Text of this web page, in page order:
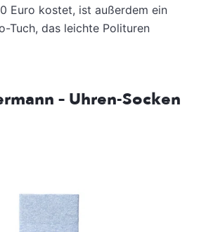
Euro kostet, ist außerdem ein
Tuch, das leichte Polituren
– Uhren-Socken